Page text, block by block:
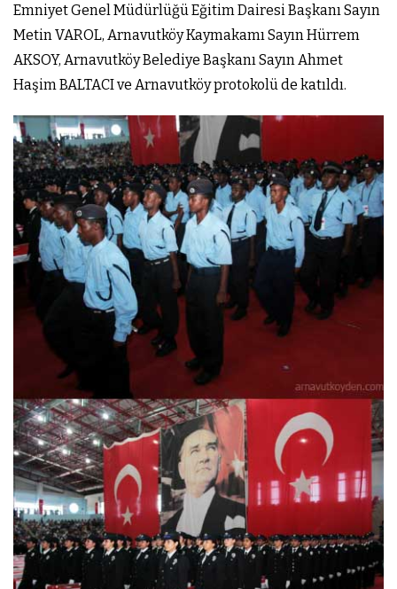
Emniyet Genel Müdürlüğü Eğitim Dairesi Başkanı Sayın
Metin VAROL, Arnavutköy Kaymakamı Sayın Hürrem
AKSOY, Arnavutköy Belediye Başkanı Sayın Ahmet
Haşim BALTACI ve Arnavutköy protokolü de katıldı.